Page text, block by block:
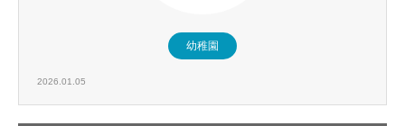
幼稚園
2026.01.05